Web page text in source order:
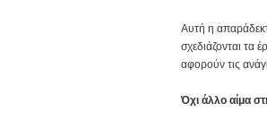
Αυτή η
σχεδιάζονται τα
αφορούν τις
Όχι άλλο αίμα